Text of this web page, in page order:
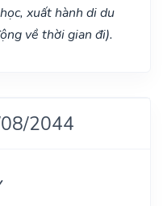
xuất hành di du
về thời gian đi).
2044